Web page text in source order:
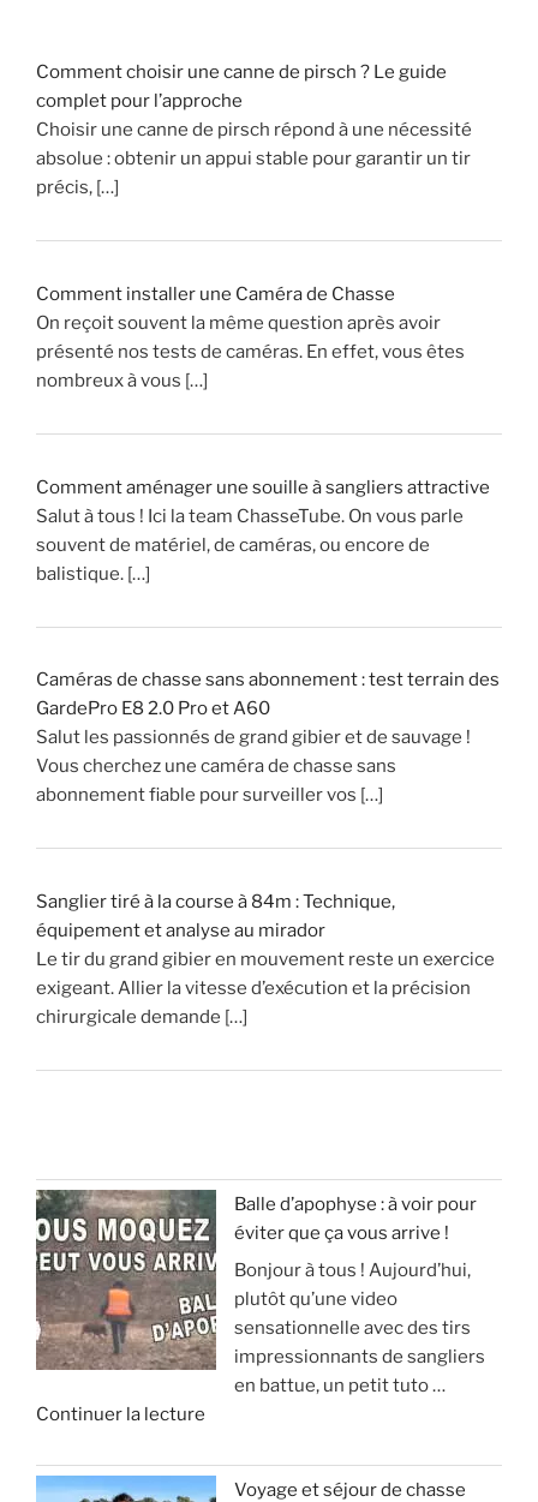
s
s
e
(
a
t
u
d
e
s
)
»
Comment choisir une canne de pirsch ? Le guide
complet pour l’approche
Choisir une canne de pirsch répond à une nécessité
absolue : obtenir un appui stable pour garantir un tir
précis, […]
Comment installer une Caméra de Chasse
On reçoit souvent la même question après avoir
présenté nos tests de caméras. En effet, vous êtes
nombreux à vous […]
Comment aménager une souille à sangliers attractive
Salut à tous ! Ici la team ChasseTube. On vous parle
souvent de matériel, de caméras, ou encore de
balistique. […]
Caméras de chasse sans abonnement : test terrain des
GardePro E8 2.0 Pro et A60
Salut les passionnés de grand gibier et de sauvage !
Vous cherchez une caméra de chasse sans
abonnement fiable pour surveiller vos […]
Sanglier tiré à la course à 84m : Technique,
équipement et analyse au mirador
Le tir du grand gibier en mouvement reste un exercice
exigeant. Allier la vitesse d’exécution et la précision
chirurgicale demande […]
Balle d’apophyse : à voir pour
éviter que ça vous arrive !
Bonjour à tous ! Aujourd’hui,
plutôt qu’une video
sensationnelle avec des tirs
impressionnants de sangliers
en battue, un petit tuto …
Continuer la lecture
«
Voyage et séjour de chasse